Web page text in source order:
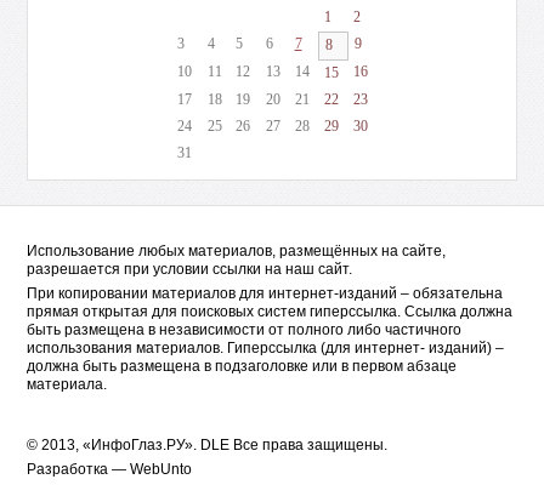
1
2
3
4 5 6 7 8
9
10
11 12 13 14 15
16
17
18 19 20 21 22
23
24
25 26 27 28 29
30
31
Использование любых материалов, размещённых на сайте,
разрешается при условии ссылки на наш сайт.
При копировании материалов для интернет-изданий – обязательна
прямая открытая для поисковых систем гиперссылка. Ссылка должна
быть размещена в независимости от полного либо частичного
использования материалов. Гиперссылка (для интернет- изданий) –
должна быть размещена в подзаголовке или в первом абзаце
материала.
© 2013, «ИнфоГлаз.РУ». DLE Все права защищены.
Разработка —WebUnto